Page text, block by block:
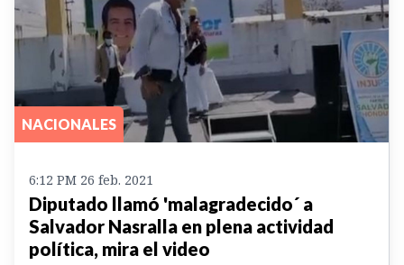
NACIONALES
6:12 PM 26 feb. 2021
Diputado llamó 'malagradecido´ a
Salvador Nasralla en plena actividad
política, mira el video